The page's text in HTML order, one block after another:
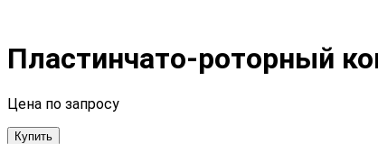
Пластинчато-роторный
Цена по запросу
Купить